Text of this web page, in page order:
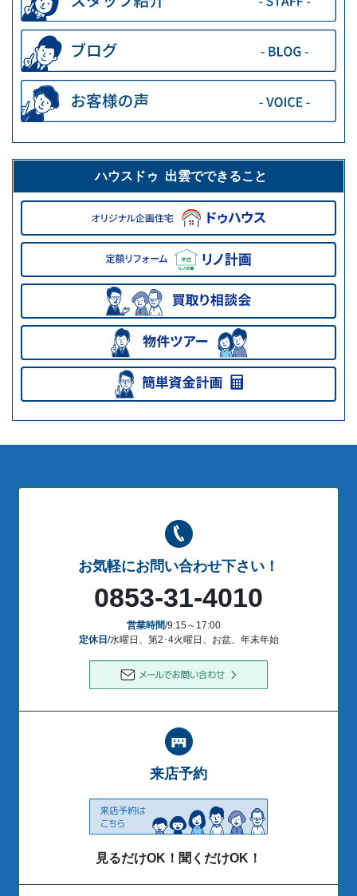
ハウスドゥ 出雲でできること
お気軽にお問い合わせ下さい！
0853-31-4010
営業時間/9:15～17:00
定休日 /水曜日、第2･4火曜日、お盆、年末年始
来店予約
見るだけOK！聞くだけOK！